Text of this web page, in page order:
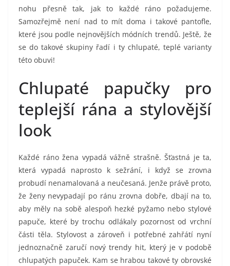
nohu přesně tak, jak to každé ráno požadujeme.
Samozřejmě není nad to mít doma i takové pantofle,
které jsou podle nejnovějších módních trendů. Ještě, že
se do takové skupiny řadí i ty chlupaté, teplé varianty
této obuvi!
Chlupaté papučky pro
teplejší rána a stylovější
look
Každé ráno žena vypadá vážně strašně. Šťastná je ta,
která vypadá naprosto k sežrání, i když se zrovna
probudí nenamalovaná a neučesaná. Jenže právě proto,
že ženy nevypadají po ránu zrovna dobře, dbají na to,
aby měly na sobě alespoň hezké pyžamo nebo stylové
papuče, které by trochu odlákaly pozornost od vrchní
části těla. Stylovost a zároveň i potřebné zahřátí nyní
jednoznačně zaručí nový trendy hit, který je v podobě
chlupatých papuček. Kam se hrabou takové ty obrovské